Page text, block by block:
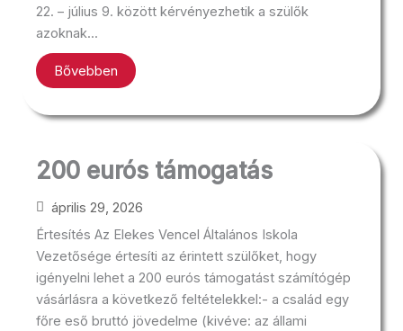
22. – július 9. között kérvényezhetik a szülők
azoknak...
Bővebben
200 eurós támogatás
április 29, 2026
Értesítés Az Elekes Vencel Általános Iskola
Vezetősége értesíti az érintett szülőket, hogy
igényelni lehet a 200 eurós támogatást számítógép
vásárlásra a következő feltételekkel:- a család egy
főre eső bruttó jövedelme (kivéve: az állami